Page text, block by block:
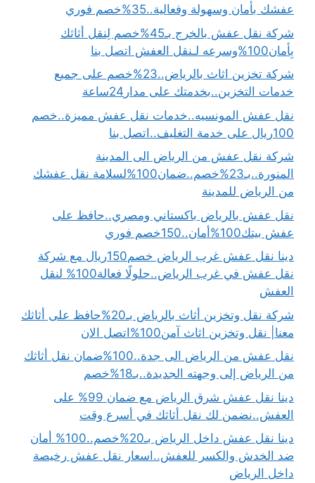
عفشك بأمان وسهولة وفعالية..35%خصم فوري
شركة نقل عفش بالخرج بـ45%خصم لِنقل أثاثك
بِأمان100%وسرعه لـنقل العفش اتصل بنا
شركة تخزين اثاث بالرياض..23%خصم على جميع
خدمات التخزين..بخدمتك على مدار24ساعة
نقل عفش المونسيه..خدمات نقل عفش مميزة..خصم
100ريال على خدمة التغليف..اتصل بنا
شركة نقل عفش من الرياض الى المدينة
المنورة..بـ23%خصم..ضمان100%لسلامة نقل عفشك
من الرياض للمدينة
نقل عفش بالرياض باكستاني ومصري..حافظ على
عفش بيتك100%أمان..150خصم فوري
دينا نقل عفش غرب الرياض خصم150ريال مع شركة
نقل عفش في غرب الرياض..حلولًا فعالة100% لنقل
العفش
شركة نقل وتخزين أثاث بالرياض بـ20%حافظ على أثاثك
معنا| نقل وتخزين اثاث آمن100%اتصل الان
نقل عفش من الرياض الى جدة..100%ضمان نقل أثاثك
من الرياض إلى وجهته الجديدة..بـ18%خصم
دينا نقل عفش شرق الرياض مع ضمان 99% على
العفش..نضمن لك نقل أثاثك في أسرع وقت
دينا نقل عفش داخل الرياض بـ20%خصم..100% أمان
ضد الخدش والكسر للعفش..اسعار نقل عفش رخيصة
داخل الرياض